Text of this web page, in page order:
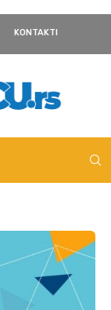
KONTAKTI